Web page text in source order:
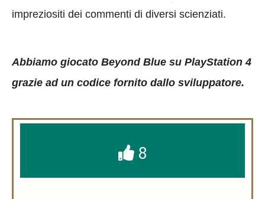
impreziositi dei commenti di diversi scienziati.
Abbiamo giocato Beyond Blue su PlayStation 4
grazie ad un codice fornito dallo sviluppatore.
8